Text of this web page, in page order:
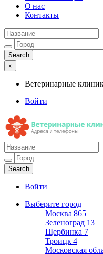
О нас
Контакты
×
Ветеринарные
Войти
Ветеринарные клиники
Адреса и телефоны
Войти
Выберите город
Москва 865
Зеленоград 13
Щербинка 7
Троицк 4
Московская